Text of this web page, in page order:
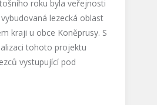
roku byla veřejnosti
lezecká oblast
kraji u obce Koněprusy. S
tohoto projektu
vystupující pod